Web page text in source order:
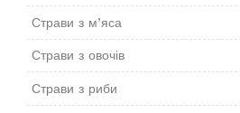
Страви з м’яса
Страви з овочів
Страви з риби